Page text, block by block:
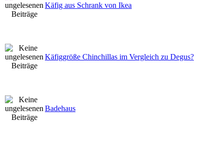
Käfig aus Schrank von Ikea
Käfiggröße Chinchillas im Vergleich zu Degus?
Badehaus